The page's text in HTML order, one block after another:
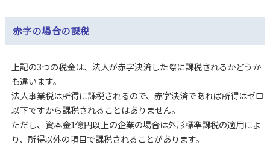
赤字の場合の課税
上記の3つの税金は、法人が赤字決済した際に課税されるかどうか
も違います。
法人事業税は所得に課税されるので、赤字決済であれば所得はゼロ
以下ですから課税されることはありません。
ただし、資本金1億円以上の企業の場合は外形標準課税の適用によ
り、所得以外の項目で課税されることがあります。